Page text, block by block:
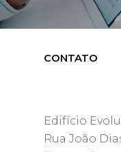
CONTATO
Edifício
Rua João